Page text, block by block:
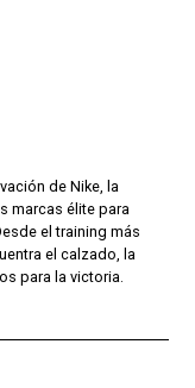
de Nike, la
marcas élite para
el training más
el calzado, la
para la victoria.